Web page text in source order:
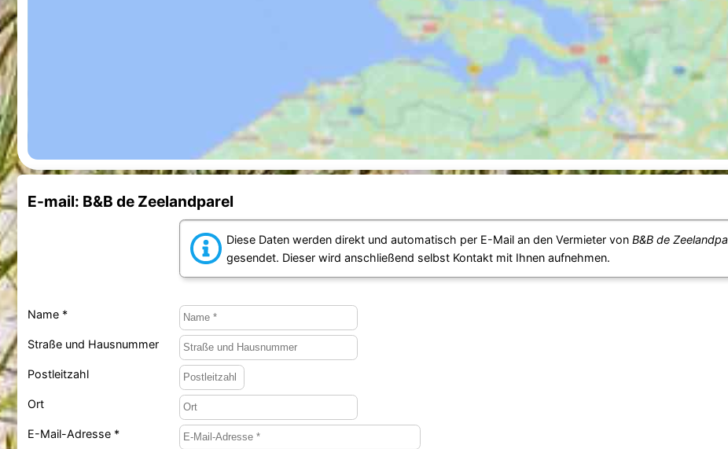
E-mail: B&B de Zeelandparel
Diese Daten werden direkt und automatisch per E-Mail an den Vermieter von B&B de
gesendet. Dieser wird anschließend selbst Kontakt mit Ihnen aufnehmen.
Name *
Straße und Hausnummer
Postleitzahl
Ort
E-Mail-Adresse *